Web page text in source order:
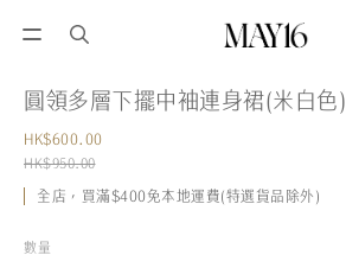
圓領多層下擺中袖連身裙(米白色)
HK$600.00
HK$950.00
全店，買滿$400免本地運費(特選貨品除外)
數量